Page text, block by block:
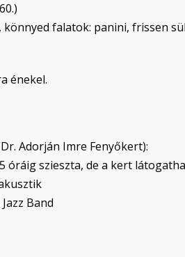
könnyed falatok: panini, frissen
énekel.
Adorján Imre Fenyőkert):
óráig szieszta, de a kert
Band